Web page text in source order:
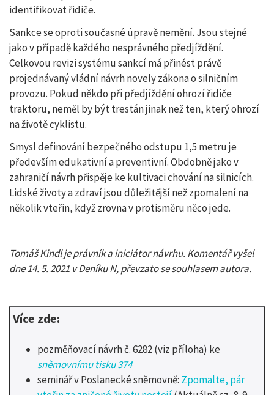
identifikovat řidiče.
Sankce se oproti současné úpravě nemění. Jsou stejné
jako v případě každého nesprávného předjíždění.
Celkovou revizi systému sankcí má přinést právě
projednávaný vládní návrh novely zákona o silničním
provozu. Pokud někdo při předjíždění ohrozí řidiče
traktoru, neměl by být trestán jinak než ten, který ohrozí
na životě cyklistu.
Smysl definování bezpečného odstupu 1,5 metru je
především edukativní a preventivní. Obdobně jako v
zahraničí návrh přispěje ke kultivaci chování na silnicích.
Lidské životy a zdraví jsou důležitější než zpomalení na
několik vteřin, když zrovna v protisměru něco jede.
Tomáš Kindl je právník a iniciátor návrhu. Komentář vyšel
dne 14. 5. 2021 v Deníku N, převzato se souhlasem autora.
Více zde:
pozměňovací návrh č. 6282 (viz příloha) ke
sněmovnímu tisku 374
seminář v Poslanecké sněmovně: Zpomalte, pár